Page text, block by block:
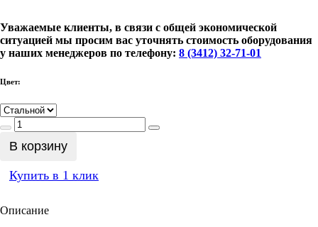
Уважаемые клиенты, в связи с общей экономической
ситуацией мы просим вас уточнять стоимость оборудования
у наших менеджеров по телефону: 8 (3412) 32-71-01
Цвет:
В корзину
Купить в 1 клик
Описание